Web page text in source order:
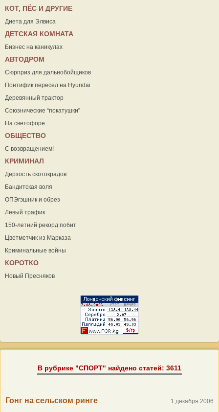
КОТ, ПЁС И ДРУГИЕ
Диета для Элвиса
ДЕТСКАЯ КОМНАТА
Бизнес на каникулах
АВТОДРОМ
Сюрприз для дальнобойщиков
Понтифик пересел на Hyundai
Деревянный трактор
Союзнические “покатушки”
На светофоре
ОБЩЕСТВО
С возвращением!
КРИМИНАЛ
Дерзость скотокрадов
Бандитская воля
ОПЭгэшник и обрез
Левый трафик
150-летний рекорд побит
Цветметчик из Марказа
Криминальные войны
КОРОТКО
Новый Пресняков
В рубрике "СПОРТ" найдено статей: 3611
Гонг на сельском ринге 1 декабря 2006